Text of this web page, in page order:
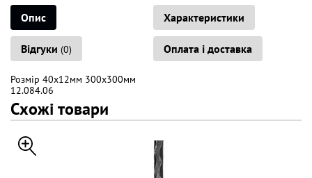
Опис Характеристики
Відгуки (0) Оплата і доставка
Розмір 40х12мм 300х300мм
12.084.06
Схожі товари